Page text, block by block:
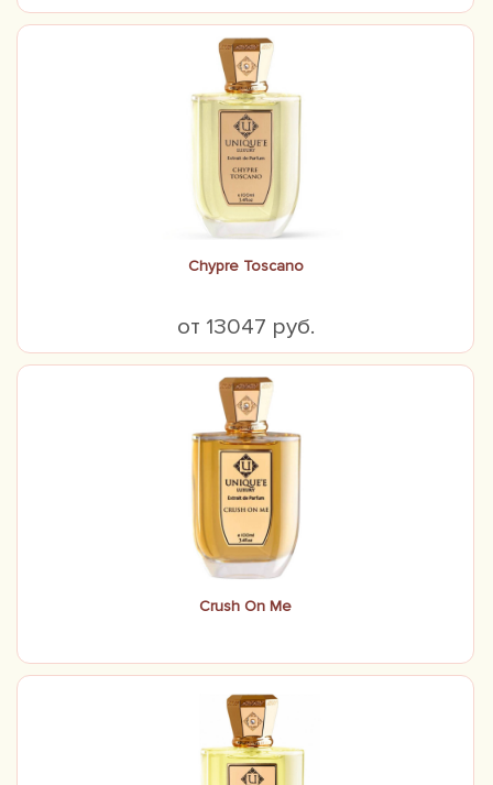
Chypre Toscano
от 13047 руб.
Crush On Me